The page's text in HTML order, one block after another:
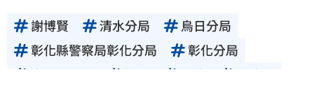
謝博賢 清水分局
烏日分局
彰化縣警察局彰化分局
彰化分局
烏日分局長
媽祖 沙鹿
沙鹿區